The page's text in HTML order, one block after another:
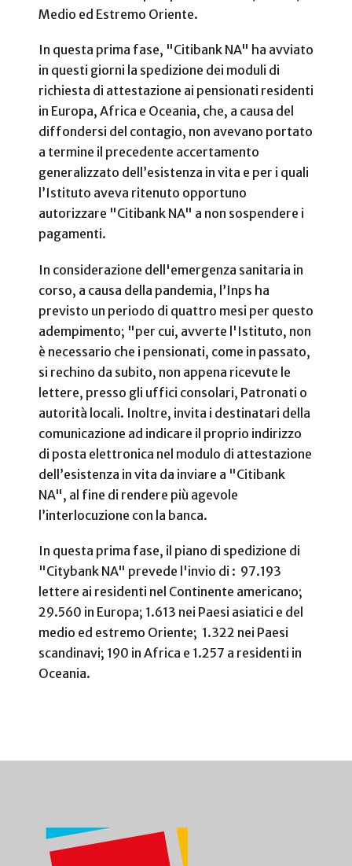
Medio ed Estremo Oriente.
In questa prima fase, "Citibank NA" ha avviato
in questi giorni la spedizione dei moduli di
richiesta di attestazione ai pensionati residenti
in Europa, Africa e Oceania, che, a causa del
diffondersi del contagio, non avevano portato
a termine il precedente accertamento
generalizzato dell’esistenza in vita e per i quali
l’Istituto aveva ritenuto opportuno
autorizzare "Citibank NA" a non sospendere i
pagamenti.
In considerazione dell'emergenza sanitaria in
corso, a causa della pandemia, l’Inps ha
previsto un periodo di quattro mesi per questo
adempimento; "per cui, avverte l'Istituto, non
è necessario che i pensionati, come in passato,
si rechino da subito, non appena ricevute le
lettere, presso gli uffici consolari, Patronati o
autorità locali. Inoltre, invita i destinatari della
comunicazione ad indicare il proprio indirizzo
di posta elettronica nel modulo di attestazione
dell’esistenza in vita da inviare a "Citibank
NA", al fine di rendere più agevole
l’interlocuzione con la banca.
In questa prima fase, il piano di spedizione di
"Citybank NA" prevede l'invio di : 97.193
lettere ai residenti nel Continente americano;
29.560 in Europa; 1.613 nei Paesi asiatici e del
medio ed estremo Oriente; 1.322 nei Paesi
scandinavi; 190 in Africa e 1.257 a residenti in
Oceania.